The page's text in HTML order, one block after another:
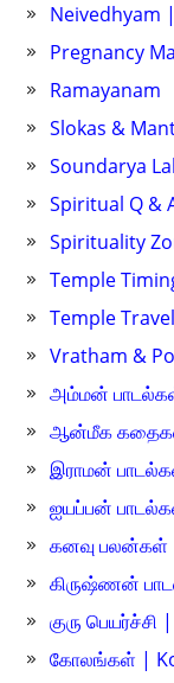
Neivedhyam
Pregnancy
Ramayanam
Slokas &
Soundarya
Spiritual Q &
Spirituality
Temple
Temple
Vratham &
அம்மன்
ஆன்மீக
இராமன்
ஐயப்பன்
கனவு பலன்கள்
கிருஷ்ணன்
குரு
கோலங்கள் |